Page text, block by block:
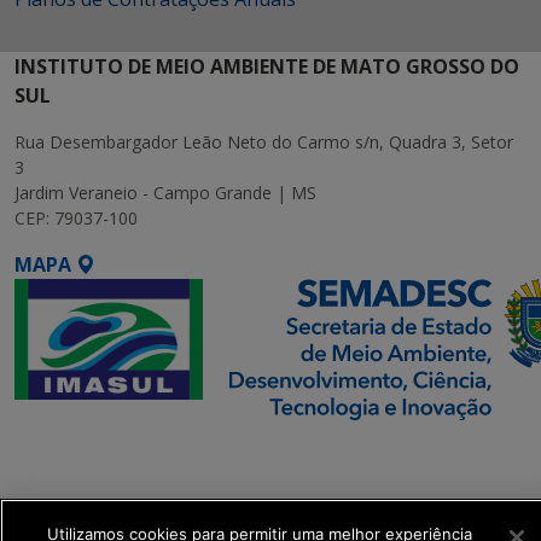
INSTITUTO DE MEIO AMBIENTE DE MATO GROSSO DO
SUL
Rua Desembargador Leão Neto do Carmo s/n, Quadra 3, Setor
3
Jardim Veraneio - Campo Grande | MS
CEP: 79037-100
MAPA
Transformação Digital
Utilizamos cookies para permitir uma melhor experiência